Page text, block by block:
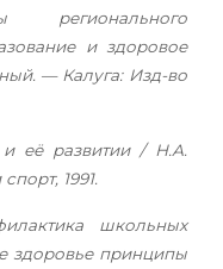
и здоровое
— Калуга: Изд-во
её развитии / Н.А.
1991.
школьных
здоровье принципы